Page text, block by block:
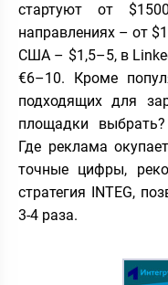
стартуют от
направлениях – от
США – $1,5–5, в
€6–10. Кроме
подходящих для
площадки
Где реклама
точные цифры,
стратегия INTEG,
3-4 раза.